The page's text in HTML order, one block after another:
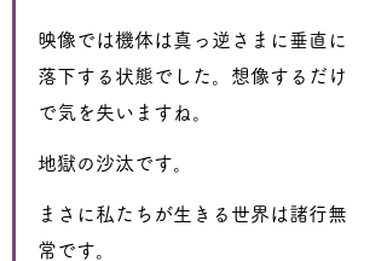
映像では機体は真っ逆さまに垂直に
落下する状態でした。想像するだけ
で気を失いますね。
地獄の沙汰です。
まさに私たちが生きる世界は諸行無
常です。